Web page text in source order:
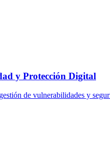
y Protección Digital
de vulnerabilidades y